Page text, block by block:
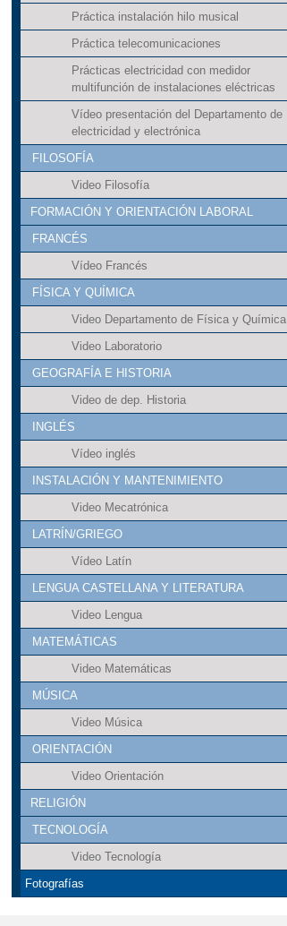
Práctica instalación hilo musical
Práctica telecomunicaciones
Prácticas electricidad con medidor
multifunción de instalaciones eléctricas
Vídeo presentación del Departamento de
electricidad y electrónica
FILOSOFÍA
Video Filosofía
FORMACIÓN Y ORIENTACIÓN LABORAL
FRANCÉS
Vídeo Francés
FÍSICA Y QUÍMICA
Video Departamento de Física y Química
Video Laboratorio
GEOGRAFÍA E HISTORIA
Video de dep. Historia
INGLÉS
Vídeo inglés
INSTALACIÓN Y MANTENIMIENTO
Video Mecatrónica
LATRÍN/GRIEGO
Vídeo Latín
LENGUA CASTELLANA Y LITERATURA
Video Lengua
MATEMÁTICAS
Video Matemáticas
MÚSICA
Video Música
ORIENTACIÓN
Video Orientación
RELIGIÓN
TECNOLOGÍA
Video Tecnología
Fotografías